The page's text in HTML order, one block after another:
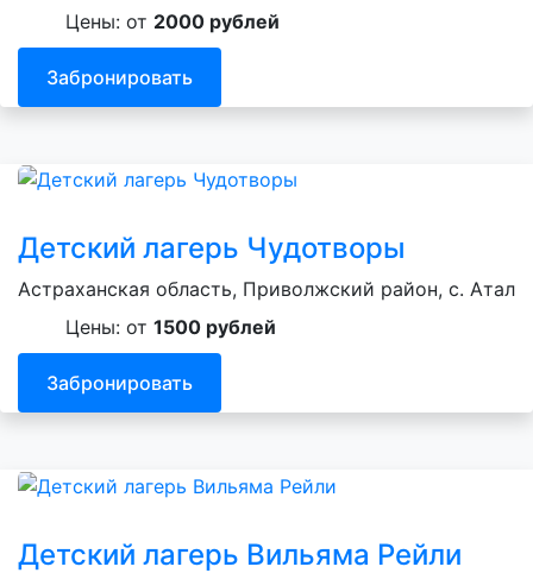
Цены: от 2000 рублей
Забронировать
Детский лагерь Чудотворы
Астраханская область, Приволжский район, с. Атал
Цены: от 1500 рублей
Забронировать
Детский лагерь Вильяма Рейли